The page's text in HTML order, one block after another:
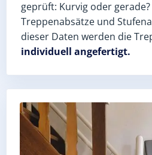
geprüft: Kurvig oder
Treppenabsätze und
dieser Daten werden die
individuell angefertigt.
Schneller, sauberer Einbau